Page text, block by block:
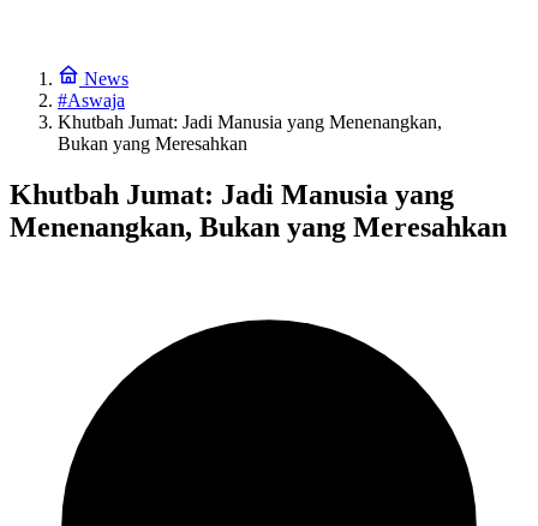
News
#Aswaja
Khutbah Jumat: Jadi Manusia yang Menenangkan,
Bukan yang Meresahkan
Khutbah Jumat: Jadi Manusia yang
Menenangkan, Bukan yang Meresahkan